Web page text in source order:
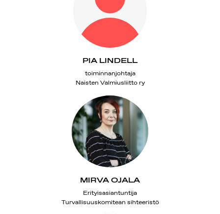
PIA LINDELL
toiminnanjohtaja
Naisten Valmiusliitto ry
MIRVA OJALA
Erityisasiantuntija
Turvallisuuskomitean sihteeristö